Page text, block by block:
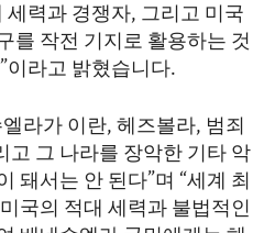
세력과 경쟁자, 그리고 미국
를 작전 기지로 활용하는 것
이라고 밝혔습니다.
라가 이란, 헤즈볼라, 범죄
고 그 나라를 장악한 기타 악
돼서는 안 된다”며 “세계 최
국의 적대 세력과 불법적인